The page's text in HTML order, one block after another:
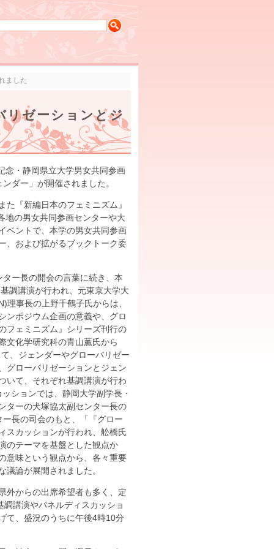
ました
リゼーションとジ
・静岡県立大学男女共同参画
ダー」が開催されました。
『新編日本のフェミニズム』
地の男女共同参画センターや大
ベントで、本学の男女共同参画
、および拡がるブックトーク委
ー長の開会の言葉に続き、本
調講演が行われ、元東京大学大
事長の上野千鶴子氏からは、
ンポジウム企画の意義や、グロ
フェミニズム』シリーズ刊行の
文化学研究科の青山薫氏から
、ジェンダーやグローバリゼー
グローバリゼーションとジェン
いて、それぞれ基調講演が行わ
ションでは、静岡大学副学長・
ターの犬塚協太副センター長の
長の司会のもと、「『グロー
スカッションが行われ、舩橋氏
のテーマを基盤とした観点か
意味という観点から、各々重要
論が展開されました。
外からの出席希望者も多く、定
講演やパネルディスカッショ
て、盛況のうちに午後4時10分